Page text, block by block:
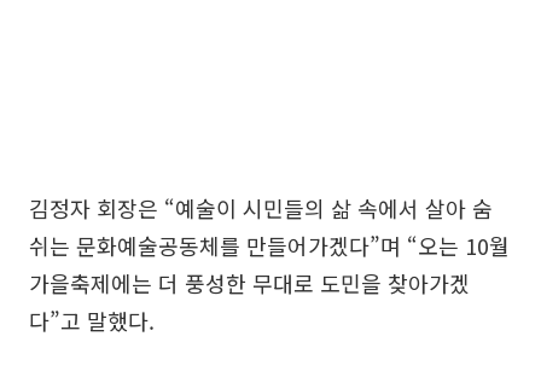
김정자 회장은 “예술이 시민들의 삶 속에서 살아 숨
쉬는 문화예술공동체를 만들어가겠다”며 “오는 10월
가을축제에는 더 풍성한 무대로 도민을 찾아가겠
다”고 말했다.